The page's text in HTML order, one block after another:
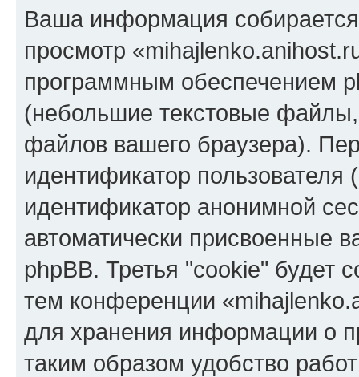
Ваша информация
просмотр
программным обеспечением
(небольшие текстовые
файлов вашего браузера).
идентификатор
идентификатор анонимной
автоматически присвоенные
phpBB. Третья "cookie" будет
тем конференции
для хранения информации о
таким образом удобство